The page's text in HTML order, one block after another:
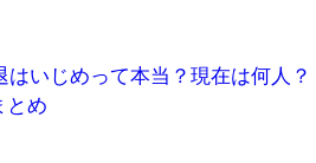
いじめって本当？現在は何人？
とめ